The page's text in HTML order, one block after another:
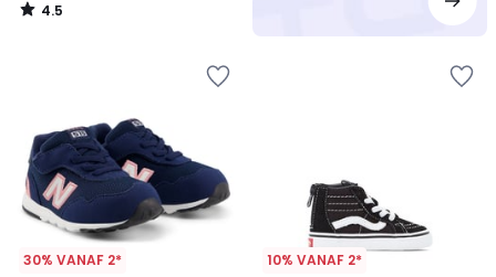
4.5
/
30% VANAF 2* 10% VANAF 2*